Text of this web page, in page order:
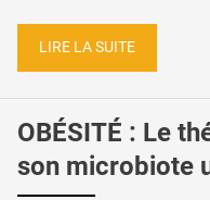
LIRE LA SUITE
OBÉSITÉ : Le
son microbiote